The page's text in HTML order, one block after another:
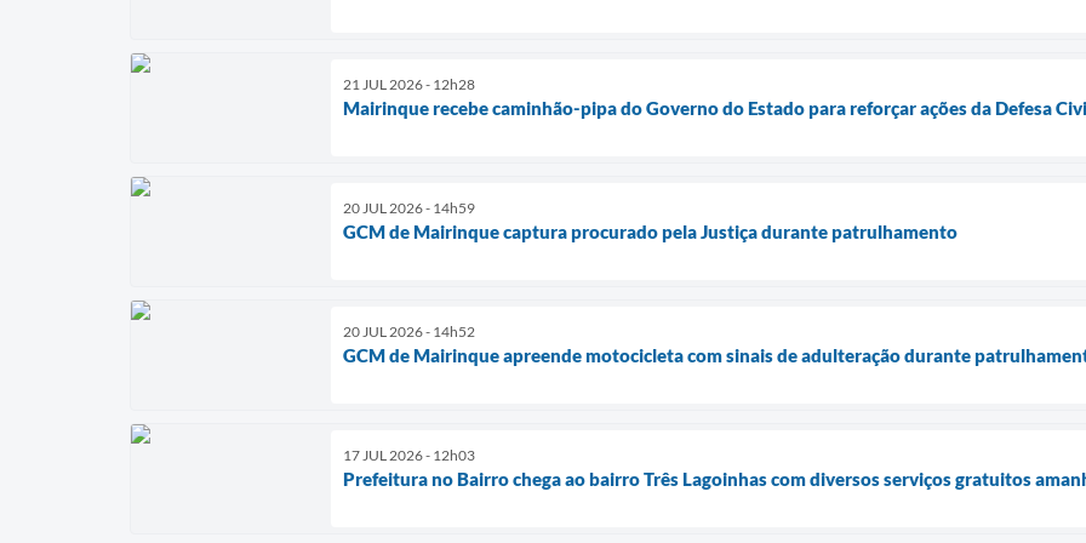
21 JUL 2026 - 12h28
Mairinque recebe caminhão-pipa do Governo do Estado para reforçar ações da Defesa
20 JUL 2026 - 14h59
GCM de Mairinque captura procurado pela Justiça durante patrulhamento
20 JUL 2026 - 14h52
GCM de Mairinque apreende motocicleta com sinais de adulteração durante
17 JUL 2026 - 12h03
Prefeitura no Bairro chega ao bairro Três Lagoinhas com diversos serviços gratuitos